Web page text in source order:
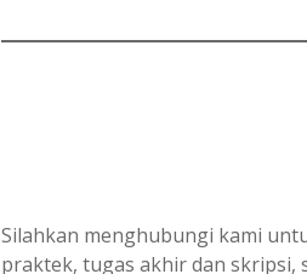
Silahkan menghubungi kami
praktek, tugas akhir dan